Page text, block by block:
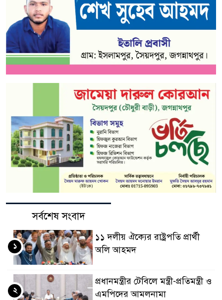
সর্বশেষ সংবাদ
১১ দলীয় ঐক্যের রাষ্ট্রপতি প্রার্থী
অলি আহমদ
১
প্রধানমন্ত্রীর টেবিলে মন্ত্রী-প্রতিমন্ত্রী ও
এমপিদের আমলনামা
২